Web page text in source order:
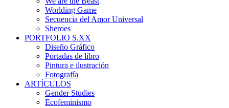
Worlding Game
Secuencia del Amor Universal
Sheroes
PORTFOLIO S.XX
Diseño Gráfico
Portadas de libro
Pintura e ilustración
Fotografía
ARTÍCULOS
Gender Studies
Ecofeminismo